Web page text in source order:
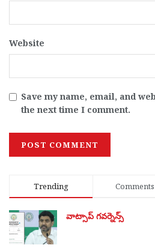
Website
Save my name, email, and
the next time I comment.
Trending Comments
వాట్సాప్ గవర్నెన్స్